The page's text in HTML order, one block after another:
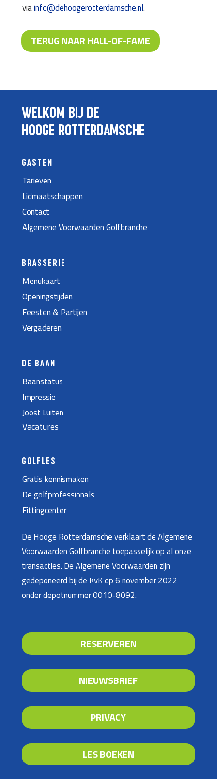
viainfo@dehoogerotterdamsche.nl.
TERUG NAAR HALL-OF-FAME
WELKOM BIJ DE
HOOGE ROTTERDAMSCHE
GASTEN
Tarieven
Lidmaatschappen
Contact
Algemene Voorwaarden Golfbranche
BRASSERIE
Menukaart
Openingstijden
Feesten & Partijen
Vergaderen
DE BAAN
Baanstatus
Impressie
Joost Luiten
Vacatures
GOLFLES
Gratis kennismaken
De golfprofessionals
Fittingcenter
De Hooge Rotterdamsche verklaart de Algemene
Voorwaarden Golfbranche toepasselijk op al onze
transacties. De Algemene Voorwaarden zijn
gedeponeerd bij de KvK op 6 november 2022
onder depotnummer 0010-8092.
RESERVEREN
NIEUWSBRIEF
PRIVACY
LES BOEKEN